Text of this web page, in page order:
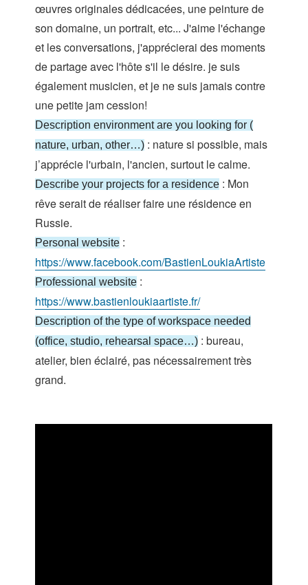
œuvres originales dédicacées, une peinture de
son domaine, un portrait, etc... J'aime l'échange
et les conversations, j'apprécierai des moments
de partage avec l'hôte s'il le désire. je suis
également musicien, et je ne suis jamais contre
une petite jam cession!
Description environment are you looking for (
nature, urban, other…) : nature si possible, mais
j’apprécie l'urbain, l'ancien, surtout le calme.
Describe your projects for a residence : Mon
rêve serait de réaliser faire une résidence en
Russie.
Personal website :
https://www.facebook.com/BastienLoukiaArtiste
Professional website :
https://www.bastienloukiaartiste.fr/
Description of the type of workspace needed
(office, studio, rehearsal space…) : bureau,
atelier, bien éclairé, pas nécessairement très
grand.